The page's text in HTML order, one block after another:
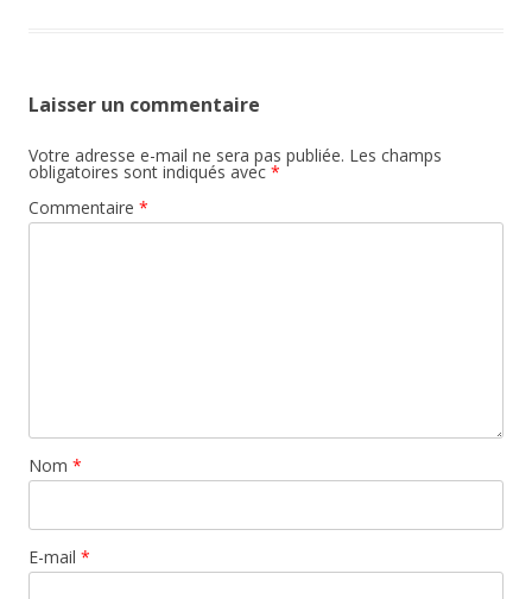
Laisser un commentaire
Votre adresse e-mail ne sera pas publiée. Les champs
obligatoires sont indiqués avec *
Commentaire *
Nom *
E-mail *